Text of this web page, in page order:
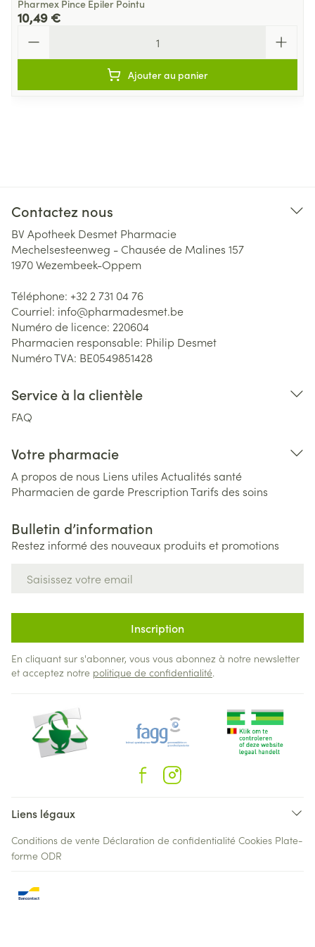
Pharmex Pince Epiler Pointu
10,49 €
Ajouter au panier
Contactez nous
BV Apotheek Desmet Pharmacie
Mechelsesteenweg - Chausée de Malines 157
1970Wezembeek-Oppem
Téléphone: +32 2 731 04 76
Courriel: info@pharmadesmet.be
Numéro de licence: 220604
Pharmacien responsable: Philip Desmet
Numéro TVA: BE0549851428
Service à la clientèle
FAQ
Votre pharmacie
A propos de nous Liens utiles Actualités santé
Pharmacien de garde PrescriptionTarifs des soins
Bulletin d’information
Restez informé des nouveaux produits et promotions
Inscription
En cliquant sur s'abonner, vous vous abonnez à notre newsletter
et acceptez notre politique de confidentialité.
Liens légaux
Conditions de vente Déclaration de confidentialité Cookies Plate-
forme ODR